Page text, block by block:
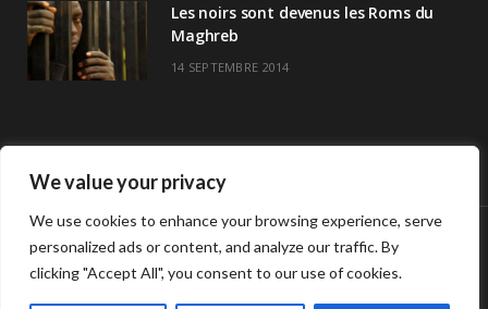
We value your privacy
We use cookies to enhance your browsing experience, serve
personalized ads or content, and analyze our traffic. By
clicking "Accept All", you consent to our use of cookies.
Les noirs sont devenus les Roms du
Maghreb
14 SEPTEMBRE 2014
© Copyright Havre De Savoir 2024
L’association Horaires de prières >> Contact L’association Havre de savoir